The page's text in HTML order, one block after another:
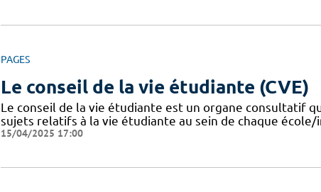
PAGES
Le conseil de la vie étudiante (CVE)
Le conseil de la vie étudiante est un organe consultatif
sujets relatifs à la vie étudiante au sein de chaque
15/04/2025 17:00